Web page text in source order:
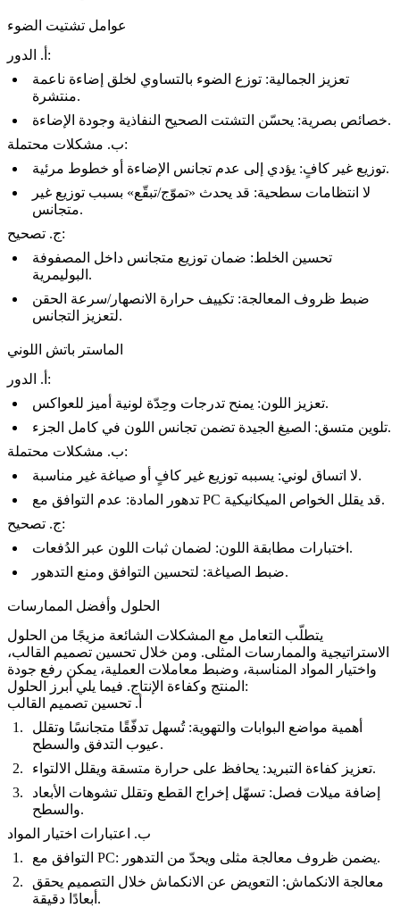
عوامل تشتيت الضوء
أ. الدور:
تعزيز الجمالية: توزع الضوء بالتساوي لخلق إضاءة ناعمة
منتشرة.
خصائص بصرية: يحسّن التشتت الصحيح النفاذية وجودة الإضاءة.
ب. مشكلات محتملة:
توزيع غير كافٍ: يؤدي إلى عدم تجانس الإضاءة أو خطوط مرئية.
لا انتظامات سطحية: قد يحدث «تموّج/تبقّع» بسبب توزيع غير
متجانس.
ج. تصحيح:
تحسين الخلط: ضمان توزيع متجانس داخل المصفوفة
البوليمرية.
ضبط ظروف المعالجة: تكييف حرارة الانصهار/سرعة الحقن
لتعزيز التجانس.
الماستر باتش اللوني
أ. الدور:
تعزيز اللون: يمنح تدرجات وحِدّة لونية أميز للعواكس.
تلوين متسق: الصيغ الجيدة تضمن تجانس اللون في كامل الجزء.
ب. مشكلات محتملة:
لا اتساق لوني: يسببه توزيع غير كافٍ أو صياغة غير مناسبة.
تدهور المادة: عدم التوافق مع PC قد يقلل الخواص الميكانيكية.
ج. تصحيح:
اختبارات مطابقة اللون: لضمان ثبات اللون عبر الدُفعات.
ضبط الصياغة: لتحسين التوافق ومنع التدهور.
الحلول وأفضل الممارسات
يتطلّب التعامل مع المشكلات الشائعة مزيجًا من الحلول
الاستراتيجية والممارسات المثلى. ومن خلال تحسين تصميم القالب،
واختيار المواد المناسبة، وضبط معاملات العملية، يمكن رفع جودة
المنتج وكفاءة الإنتاج. فيما يلي أبرز الحلول:
أ. تحسين تصميم القالب
أهمية مواضع البوابات والتهوية: تُسهل تدفّقًا متجانسًا وتقلل
عيوب التدفق والسطح.
تعزيز كفاءة التبريد: يحافظ على حرارة متسقة ويقلل الالتواء.
إضافة ميلات فصل: تسهّل إخراج القطع وتقلل تشوهات الأبعاد
والسطح.
ب. اعتبارات اختيار المواد
التوافق مع PC: يضمن ظروف معالجة مثلى ويحدّ من التدهور.
معالجة الانكماش: التعويض عن الانكماش خلال التصميم يحقق
أبعادًا دقيقة.